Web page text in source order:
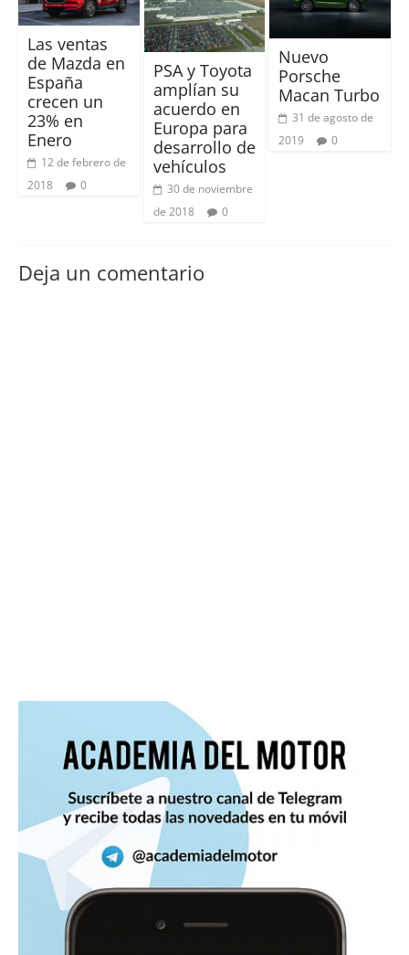
Las ventas
de Mazda en
España
crecen un
23% en
Enero
12 de febrero de
2018
0
PSA y Toyota
amplían su
acuerdo en
Europa para
desarrollo de
vehículos
30 de noviembre
de 2018
0
Nuevo
Porsche
Macan Turbo
31 de agosto de
2019
0
Deja un comentario